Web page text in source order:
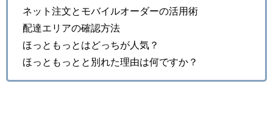
ネット注文とモバイルオーダーの活用術
配達エリアの確認方法
ほっともっとはどっちが人気？
ほっともっとと別れた理由は何ですか？